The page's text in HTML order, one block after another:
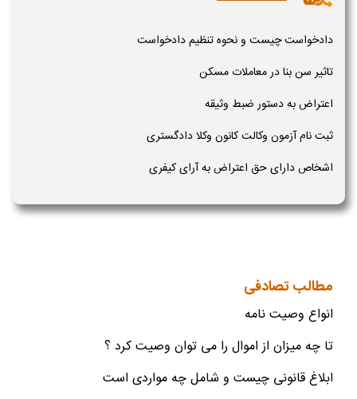
دادخواست چیست و نحوه تنظیم دادخواست
تاثیر سن بنا در معاملات مسکن
اعتراض به دستور ضبط وثیقه
ثبت نام آزمون وکالت کانون وکلا دادگستری
اشخاص دارای حق اعتراض به آرای کیفری
مطالب تصادفی
انواع وصیت نامه
تا چه میزان از اموال را می توان وصیت کرد ؟
ابلاغ قانونی چیست و شامل چه مواردی است